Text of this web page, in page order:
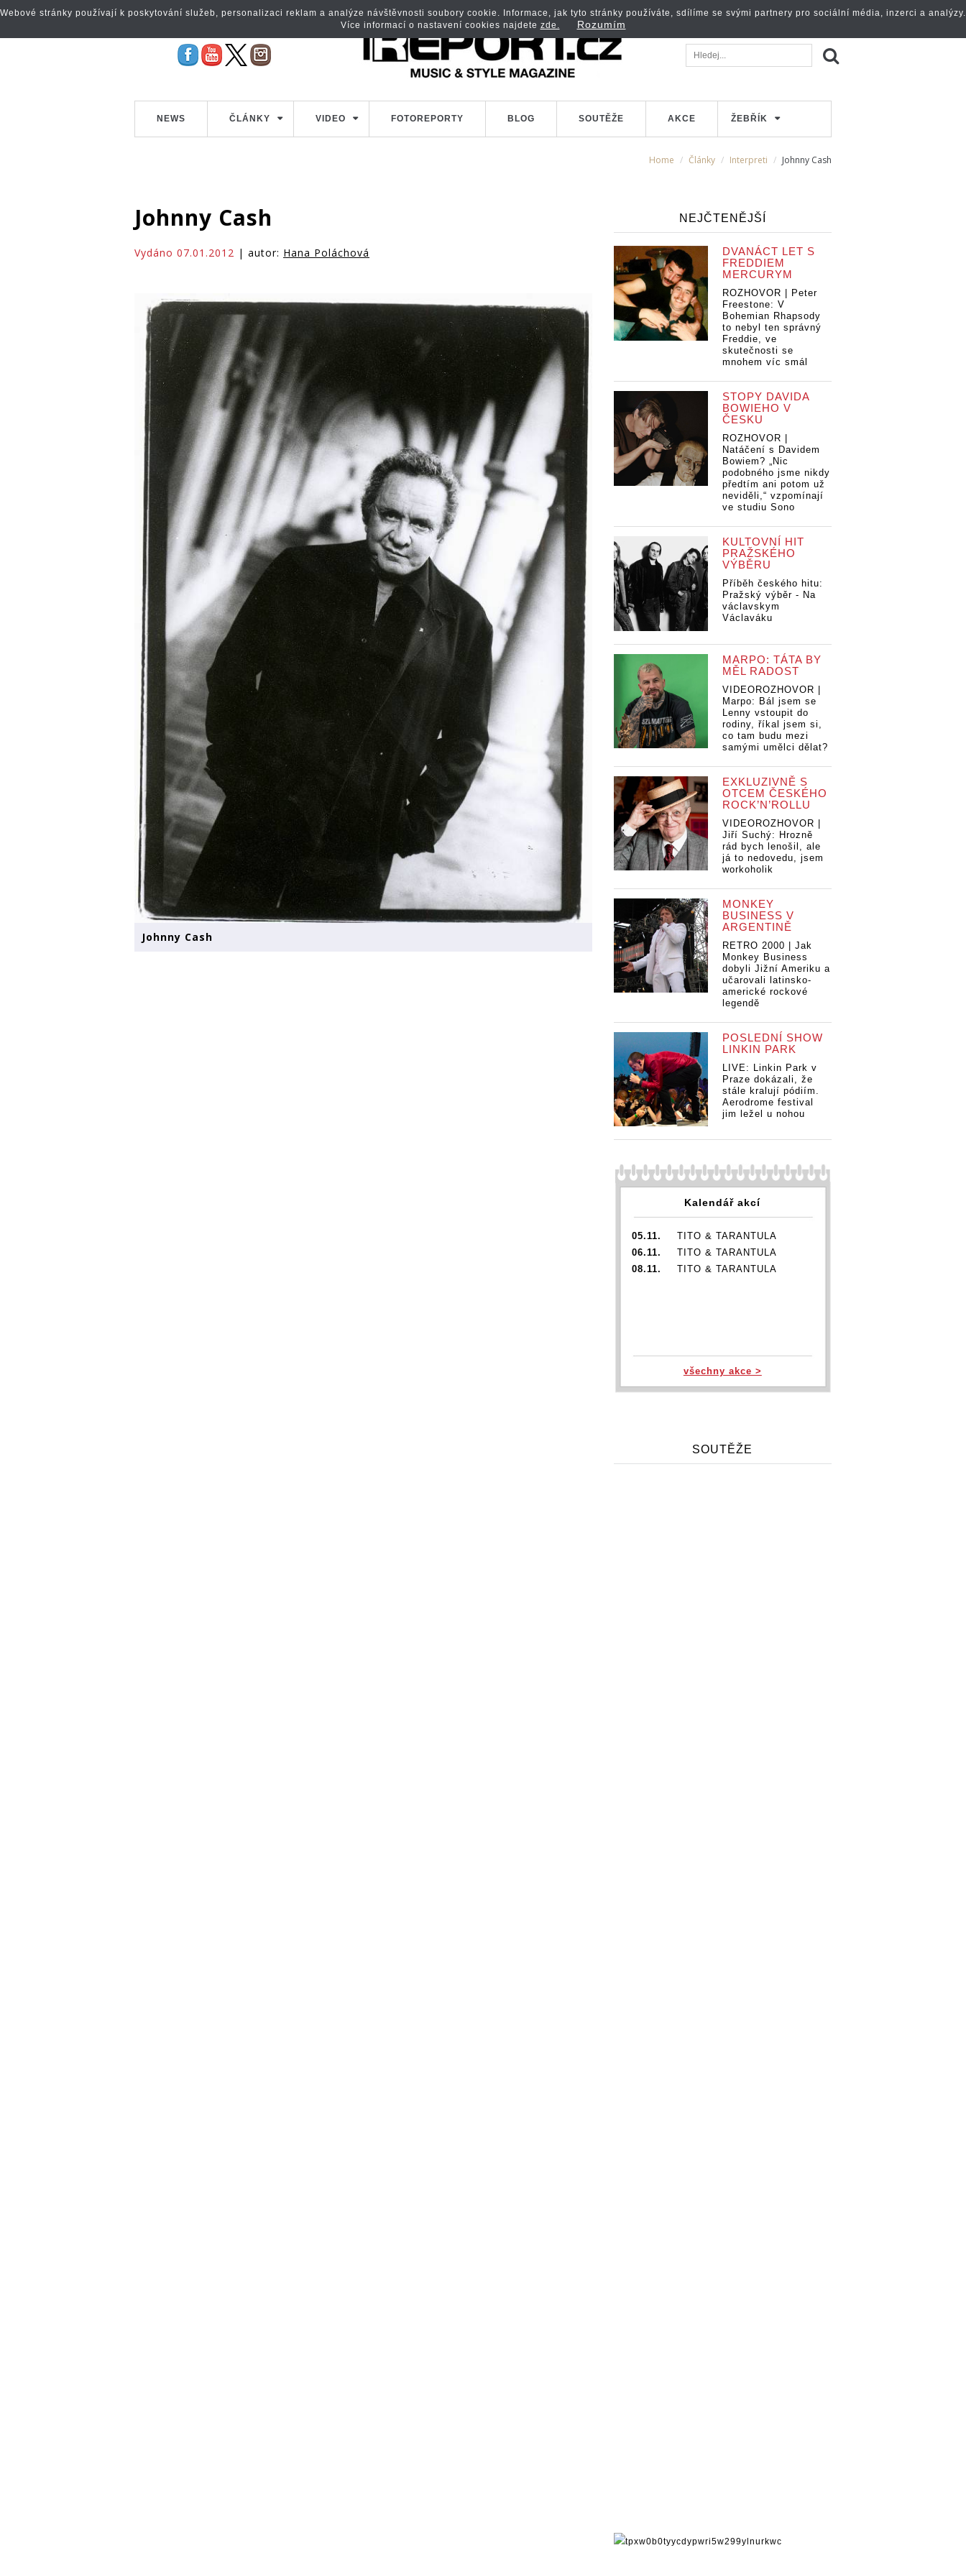
NEWS ČLÁNKY VIDEO FOTOREPORTY BLOG SOUTĚŽE AKCE ŽEBŘÍK
Home Články Interpreti Johnny Cash
Johnny Cash
Vydáno 07.01.2012 | autor: Hana Poláchová
Johnny Cash
NEJČTENĚJŠÍ
DVANÁCT LET S
FREDDIEM
MERCURYM
ROZHOVOR | Peter
Freestone: V
Bohemian Rhapsody
to nebyl ten správný
Freddie, ve
skutečnosti se
mnohem víc smál
STOPY DAVIDA
BOWIEHO V
ČESKU
ROZHOVOR |
Natáčení s Davidem
Bowiem? „Nic
podobného jsme nikdy
předtím ani potom už
neviděli,“ vzpomínají
ve studiu Sono
KULTOVNÍ HIT
PRAŽSKÉHO
VÝBĚRU
Příběh českého hitu:
Pražský výběr - Na
václavskym
Václaváku
MARPO: TÁTA BY
MĚL RADOST
VIDEOROZHOVOR |
Marpo: Bál jsem se
Lenny vstoupit do
rodiny, říkal jsem si,
co tam budu mezi
samými umělci dělat?
EXKLUZIVNĚ S
OTCEM ČESKÉHO
ROCK’N’ROLLU
VIDEOROZHOVOR |
Jiří Suchý: Hrozně
rád bych lenošil, ale
já to nedovedu, jsem
workoholik
MONKEY
BUSINESS V
ARGENTINĚ
RETRO 2000 | Jak
Monkey Business
dobyli Jižní Ameriku a
učarovali latinsko-
americké rockové
legendě
POSLEDNÍ SHOW
LINKIN PARK
LIVE: Linkin Park v
Praze dokázali, že
stále kralují pódiím.
Aerodrome festival
jim ležel u nohou
Kalendář akcí
05.11.
TITO & TARANTULA
06.11.
TITO & TARANTULA
08.11.
TITO & TARANTULA
všechny akce >
SOUTĚŽE
Webové stránky používají k poskytování služeb, personalizaci reklam a analýze návštěvnosti soubory cookie. Informace, jak tyto stránky používáte, sdílíme se svými partnery pro sociální média, inzerci a analýzy.
Více informací o nastavení cookies najdete zde. Rozumím